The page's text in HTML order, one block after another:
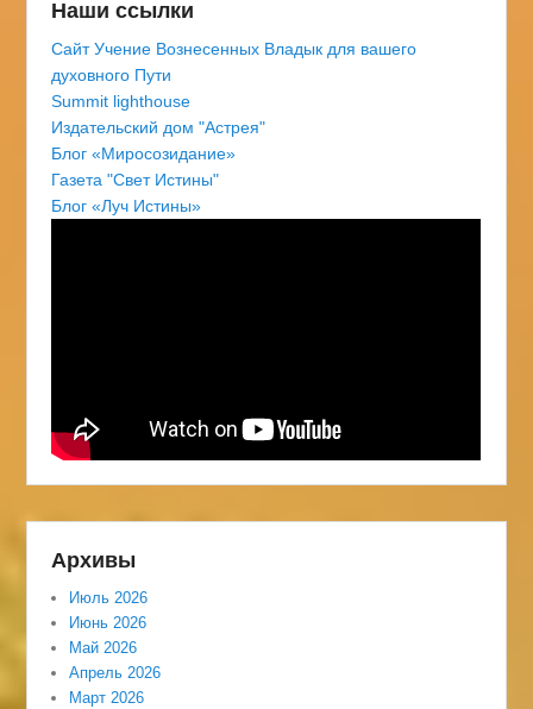
Наши ссылки
Сайт Учение Вознесенных Владык для вашего
духовного Пути
Summit lighthouse
Издательский дом "Астрея"
Блог «Миросозидание»
Газета "Свет Истины"
Блог «Луч Истины»
Архивы
Июль 2026
Июнь 2026
Май 2026
Апрель 2026
Март 2026